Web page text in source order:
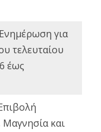
Ενημέρωση για
τελευταίου
έως
και